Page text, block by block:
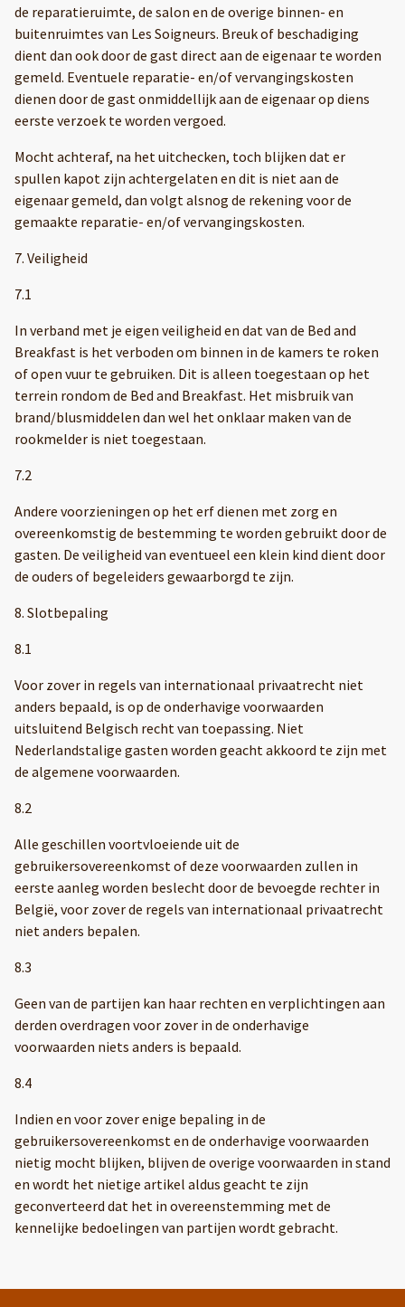
de reparatieruimte, de salon en de overige binnen- en
buitenruimtes van Les Soigneurs. Breuk of beschadiging
dient dan ook door de gast direct aan de eigenaar te worden
gemeld. Eventuele reparatie- en/of vervangingskosten
dienen door de gast onmiddellijk aan de eigenaar op diens
eerste verzoek te worden vergoed.
Mocht achteraf, na het uitchecken, toch blijken dat er
spullen kapot zijn achtergelaten en dit is niet aan de
eigenaar gemeld, dan volgt alsnog de rekening voor de
gemaakte reparatie- en/of vervangingskosten.
7. Veiligheid
7.1
In verband met je eigen veiligheid en dat van de Bed and
Breakfast is het verboden om binnen in de kamers te roken
of open vuur te gebruiken. Dit is alleen toegestaan op het
terrein rondom de Bed and Breakfast. Het misbruik van
brand/blusmiddelen dan wel het onklaar maken van de
rookmelder is niet toegestaan.
7.2
Andere voorzieningen op het erf dienen met zorg en
overeenkomstig de bestemming te worden gebruikt door de
gasten. De veiligheid van eventueel een klein kind dient door
de ouders of begeleiders gewaarborgd te zijn.
8. Slotbepaling
8.1
Voor zover in regels van internationaal privaatrecht niet
anders bepaald, is op de onderhavige voorwaarden
uitsluitend Belgisch recht van toepassing. Niet
Nederlandstalige gasten worden geacht akkoord te zijn met
de algemene voorwaarden.
8.2
Alle geschillen voortvloeiende uit de
gebruikersovereenkomst of deze voorwaarden zullen in
eerste aanleg worden beslecht door de bevoegde rechter in
België, voor zover de regels van internationaal privaatrecht
niet anders bepalen.
8.3
Geen van de partijen kan haar rechten en verplichtingen aan
derden overdragen voor zover in de onderhavige
voorwaarden niets anders is bepaald.
8.4
Indien en voor zover enige bepaling in de
gebruikersovereenkomst en de onderhavige voorwaarden
nietig mocht blijken, blijven de overige voorwaarden in stand
en wordt het nietige artikel aldus geacht te zijn
geconverteerd dat het in overeenstemming met de
kennelijke bedoelingen van partijen wordt gebracht.